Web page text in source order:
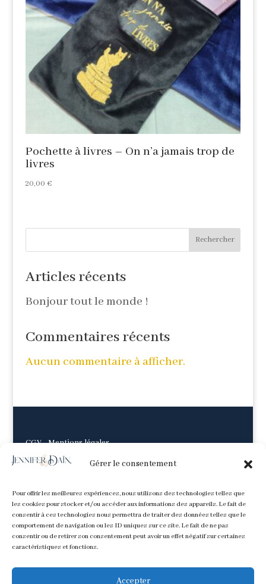
Gérer le consentement
Pour offrir les meilleures expériences, nous utilisons des technologies telles que
les cookies pour stocker et/ou accéder aux informations des appareils. Le fait de
consentir à ces technologies nous permettra de traiter des données telles que le
comportement de navigation ou les ID uniques sur ce site. Le fait de ne pas
consentir ou de retirer son consentement peut avoir un effet négatif sur certaines
caractéristiques et fonctions.
Accepter
Pochette à livres – On n’a jamais trop de
livres
20,00 €
Rechercher
Articles récents
Bonjour tout le monde !
Commentaires récents
Aucun commentaire à afficher.
CGV-Mentions légales